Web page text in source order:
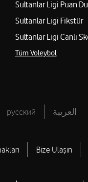
Sultanlar Ligi Puan
Sultanlar Ligi Fikstür
Sultanlar Ligi Canlı
Tüm Voleybol
русский العربية
Bize Ulaşın